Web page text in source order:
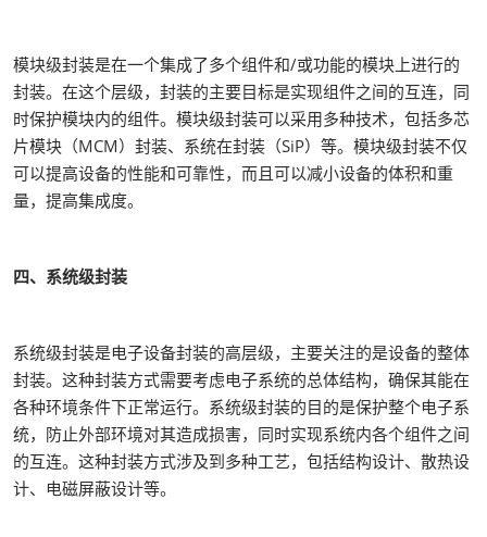
模块级封装是在一个集成了多个组件和/或功能的模块上进行的
封装。在这个层级，封装的主要目标是实现组件之间的互连，同
时保护模块内的组件。模块级封装可以采用多种技术，包括多芯
片模块（MCM）封装、系统在封装（SiP）等。模块级封装不仅
可以提高设备的性能和可靠性，而且可以减小设备的体积和重
量，提高集成度。
四、系统级封装
系统级封装是电子设备封装的高层级，主要关注的是设备的整体
封装。这种封装方式需要考虑电子系统的总体结构，确保其能在
各种环境条件下正常运行。系统级封装的目的是保护整个电子系
统，防止外部环境对其造成损害，同时实现系统内各个组件之间
的互连。这种封装方式涉及到多种工艺，包括结构设计、散热设
计、电磁屏蔽设计等。